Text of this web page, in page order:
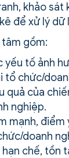
khảo sát
để xử lý dữ
gồm:
yếu tố ảnh
tổ chức/
quả của
nghiệp.
mạnh, điểm
doanh
chế, tồn